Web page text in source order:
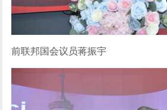
前联邦国会议员蒋振宇